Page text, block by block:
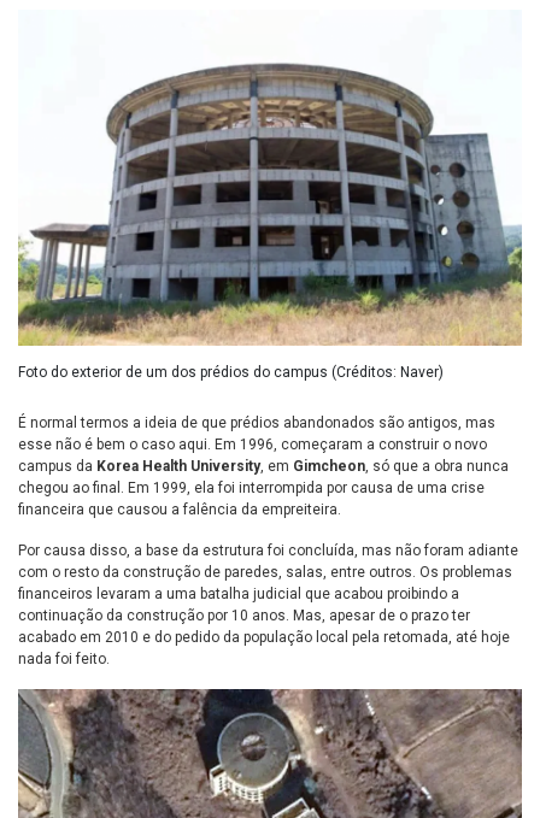
Foto do exterior de um dos prédios do campus (Créditos: Naver)
É normal termos a ideia de que prédios abandonados são antigos, mas
esse não é bem o caso aqui. Em 1996, começaram a construir o novo
campus da Korea Health University, em Gimcheon, só que a obra nunca
chegou ao final. Em 1999, ela foi interrompida por causa de uma crise
financeira que causou a falência da empreiteira.
Por causa disso, a base da estrutura foi concluída, mas não foram adiante
com o resto da construção de paredes, salas, entre outros. Os problemas
financeiros levaram a uma batalha judicial que acabou proibindo a
continuação da construção por 10 anos. Mas, apesar de o prazo ter
acabado em 2010 e do pedido da população local pela retomada, até hoje
nada foi feito.